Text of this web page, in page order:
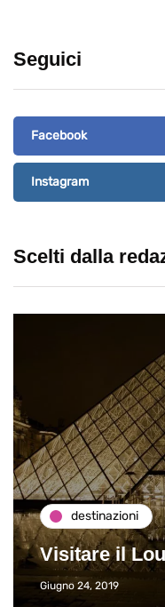
Seguici
Facebook
Instagram
Scelti dalla
destinazioni
Visitare il
Giugno 24, 2019